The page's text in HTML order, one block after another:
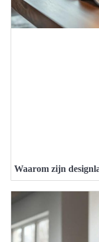
Waarom zijn